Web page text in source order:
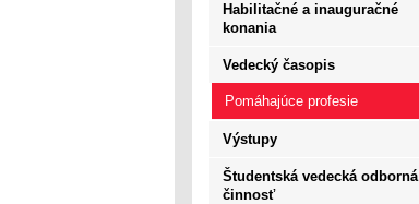
Habilitačné a inauguračné
konania
Vedecký časopis
Pomáhajúce profesie
Výstupy
Študentská vedecká odborná
činnosť